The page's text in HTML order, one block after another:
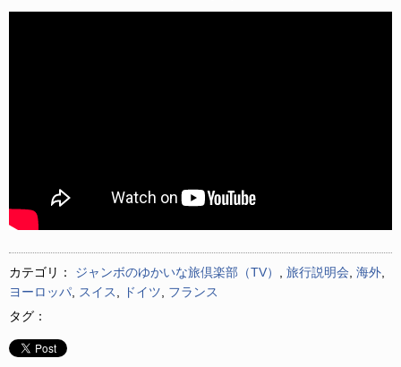
カテゴリ： ジャンボのゆかいな旅倶楽部（TV） 旅行説明会 海外
ヨーロッパ
スイス ドイツ
フランス
タグ：